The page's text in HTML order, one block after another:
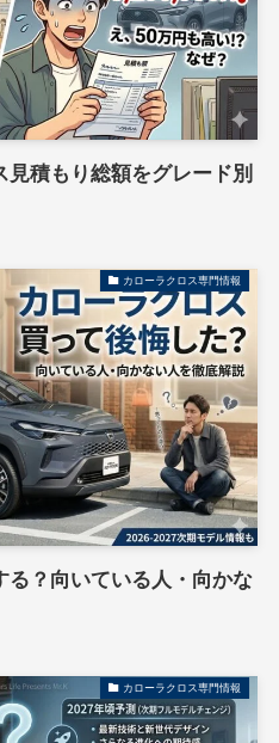
見積もり総額をグレード別
カローラクロス専門情報
る？向いている人・向かな
カローラクロス専門情報